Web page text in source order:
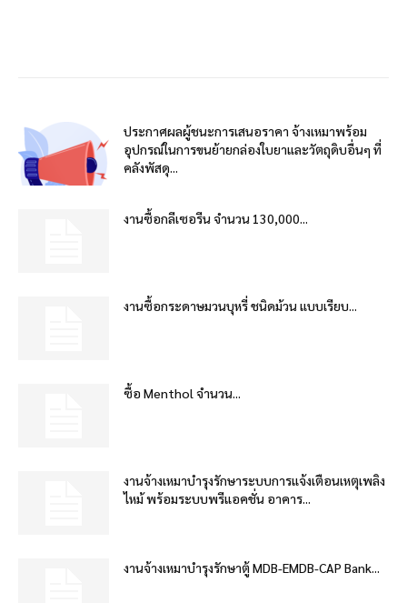
ประกาศผลผู้ชนะการเสนอราคา จ้างเหมาพร้อม
อุปกรณ์ในการขนย้ายกล่องใบยาและวัตถุดิบอื่นๆ ที่
คลังพัสดุ...
งานซื้อกลีเซอรีน จำนวน 130,000...
งานซื้อกระดาษมวนบุหรี่ ชนิดม้วน แบบเรียบ...
ซื้อ Menthol จำนวน...
งานจ้างเหมาบำรุงรักษาระบบการแจ้งเตือนเหตุเพลิง
ไหม้ พร้อมระบบพรีแอคชั่น อาคาร...
งานจ้างเหมาบำรุงรักษาตู้ MDB-EMDB-CAP Bank...